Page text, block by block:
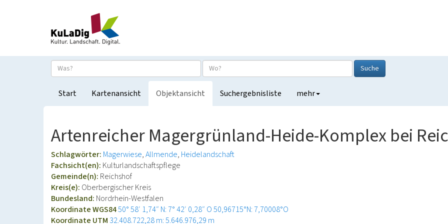
Suche
Start Kartenansicht Objektansicht Suchergebnisliste mehr
Artenreicher Magergrünland-Heide-Komplex bei
Schlagwörter: Magerwiese Allmende Heidelandschaft
Fachsicht(en): Kulturlandschaftspflege
Gemeinde(n): Reichshof
Kreis(e): Oberbergischer Kreis
Bundesland: Nordrhein-Westfalen
Koordinate WGS8450° 58′ 1,74″ N: 7° 42′ 0,28″ O50,96715°N: 7,70008°O
Koordinate UTM 32.408.722,28 m: 5.646.976,29 m